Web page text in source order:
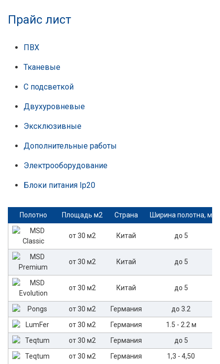
Прайс лист
ПВХ
Тканевые
С подсветкой
Двухуровневые
Эксклюзивные
Дополнительные работы
Электрооборудование
Блоки питания Ip20
Полотно Площадь м2 Страна Ширина полотна, м
от 30 м2 Китай до 5
от 30 м2 Китай до 5
от 30 м2 Китай до 5
от 30 м2 Германия
до 3.2
от 30 м2
Германия
1.5 - 2.2 м
от 30 м2
Германия
до 5
от 30 м2
Германия 1,3 - 4,50